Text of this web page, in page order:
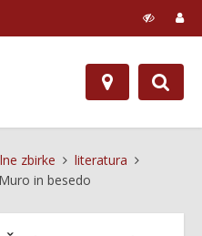
zbirke
literatura
in besedo